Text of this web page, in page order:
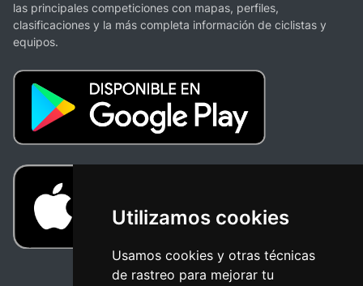
Utilizamos cookies
Usamos cookies y otras técnicas
de rastreo para mejorar tu
las principales competiciones con mapas, perfiles,
clasificaciones y la más completa información de ciclistas y
equipos.